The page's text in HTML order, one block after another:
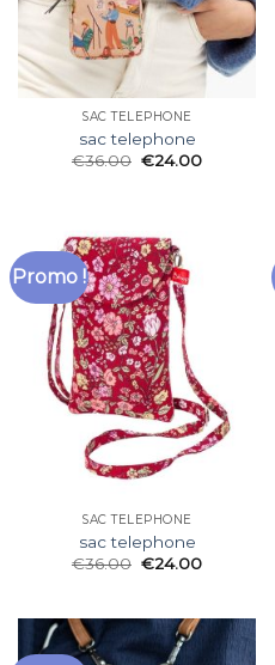
SAC TELEPHONE
sac telephone
€36.00 €24.00
Promo !
SAC TELEPHONE
sac telephone
€36.00 €24.00